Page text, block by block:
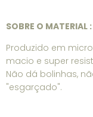
SOBRE O MATERIAL :
Produzido em
macio e super
Não dá bolinhas,
"esgarçado".